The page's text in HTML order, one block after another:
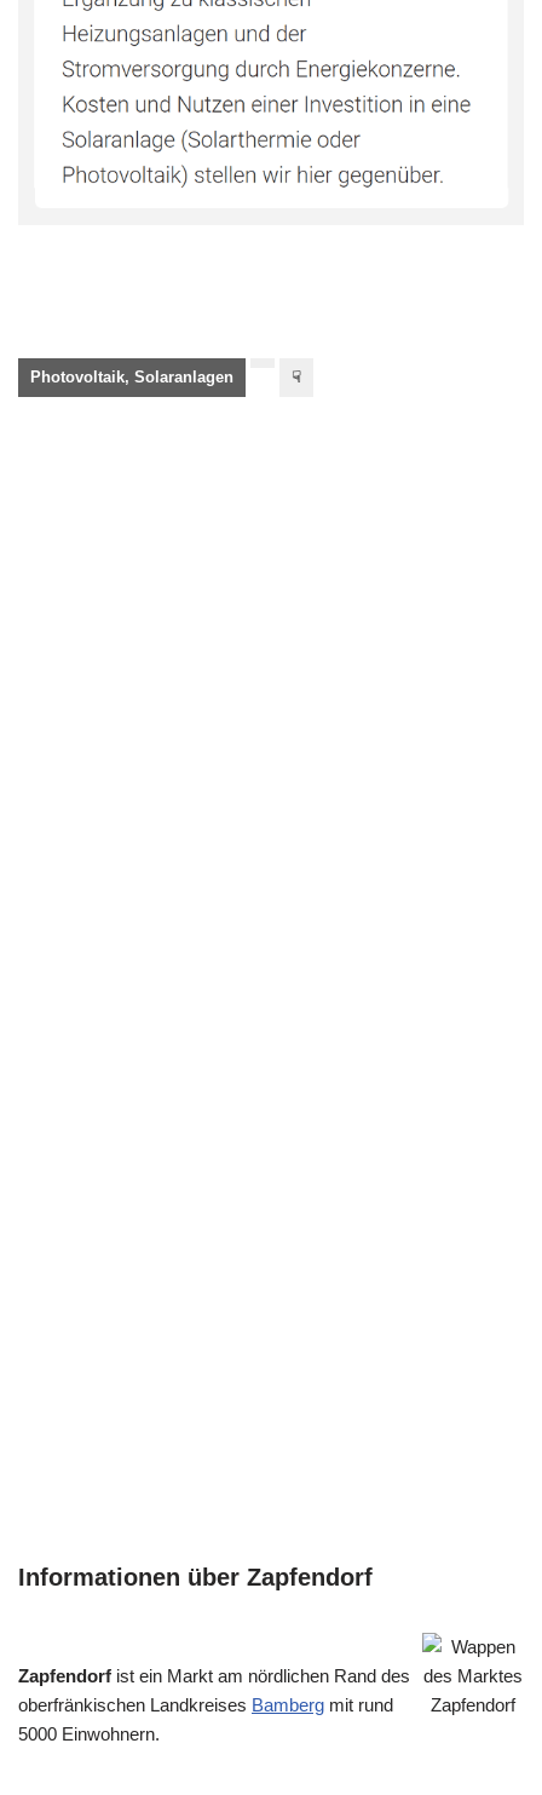
Photovoltaik, Solaranlagen ☟
Informationen über Zapfendorf
Zapfendorf ist ein Markt am nördlichen Rand des
oberfränkischen Landkreises Bamberg mit rund
5000 Einwohnern.